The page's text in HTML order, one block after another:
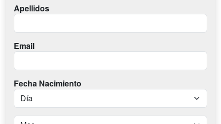
Apellidos
Email
Fecha Nacimiento